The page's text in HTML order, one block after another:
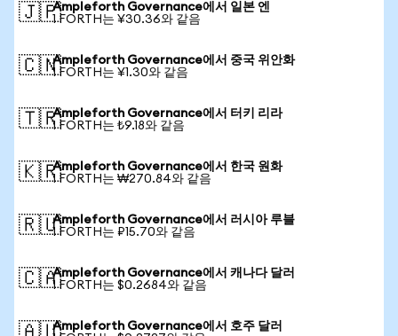
🇯🇵Ampleforth Governance에서 일본 엔
1 FORTH는 ¥30.36와 같음
🇨🇳Ampleforth Governance에서 중국 위안화
1 FORTH는 ¥1.30와 같음
🇹🇷Ampleforth Governance에서 터키 리라
1 FORTH는 ₺9.18와 같음
🇰🇷Ampleforth Governance에서 한국 원화
1 FORTH는 ₩270.84와 같음
🇷🇺Ampleforth Governance에서 러시아 루블
1 FORTH는 ₽15.70와 같음
🇨🇦Ampleforth Governance에서 캐나다 달러
1 FORTH는 $0.2684와 같음
Ampleforth Governance에서 호주 달러